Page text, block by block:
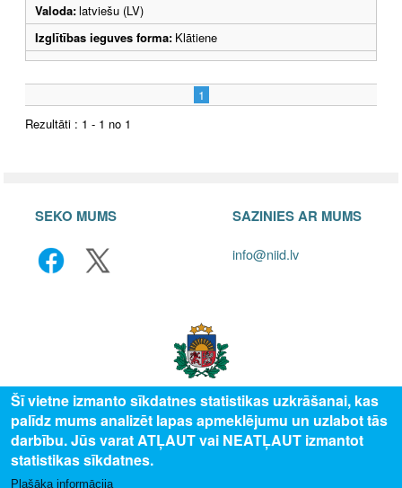
Valoda:latviešu (LV)
Izglītības ieguves forma: Klātiene
1
Rezultāti : 1 - 1 no 1
SEKO MUMS SAZINIES AR MUMS
info@niid.lv
© 2025 Valsts izglītības attīstības aģentūra, publicētā satura visas tiesības
Šī vietne izmanto sīkdatnes statistikas uzkrāšanai, kas
palīdz mums analizēt lapas apmeklējumu un uzlabot tās
darbību. Jūs varat ATĻAUT vai NEATĻAUT izmantot
statistikas sīkdatnes.
Plašāka informācija